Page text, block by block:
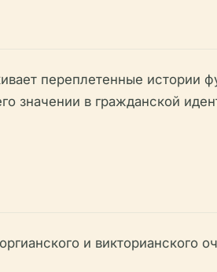
переплетенные истории
значении в гражданской
и викторианского